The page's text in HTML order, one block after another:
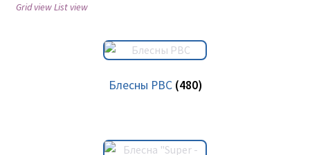
Grid viewList view
Блесны РВС (480)